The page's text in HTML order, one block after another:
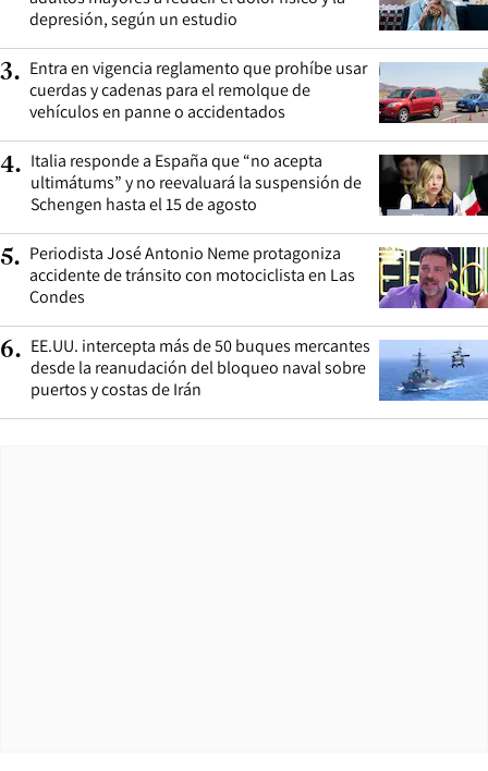
depresión, según un estudio
3. Entra en vigencia reglamento que prohíbe usar
cuerdas y cadenas para el remolque de
vehículos en panne o accidentados
4. Italia responde a España que “no acepta
ultimátums” y no reevaluará la suspensión de
Schengen hasta el 15 de agosto
5. Periodista José Antonio Neme protagoniza
accidente de tránsito con motociclista en Las
Condes
6. EE.UU. intercepta más de 50 buques mercantes
desde la reanudación del bloqueo naval sobre
puertos y costas de Irán